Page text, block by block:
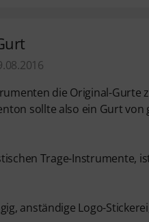
die Original-Gurte
sollte also ein Gurt
Trage-Instrumente,
anständige Logo-